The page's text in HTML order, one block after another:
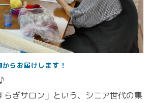
からお届けします！
らぎサロン」という、シニア世代の集